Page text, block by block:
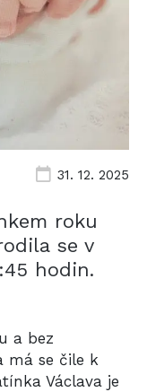
31. 12. 2025
roku
se v
hodin.
a bez
má se čile k
Václava je